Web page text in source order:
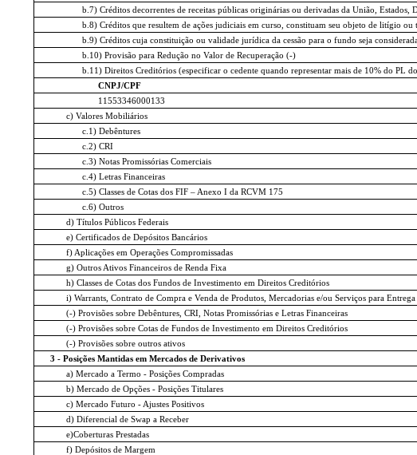
b.7) Créditos decorrentes de receitas públicas originárias ou derivadas da União, Estados,
b.8) Créditos que resultem de ações judiciais em curso, constituam seu objeto de litígio
b.9) Créditos cuja constituição ou validade jurídica da cessão para o fundo seja
b.10) Provisão para Redução no Valor de Recuperação (-)
b.11) Direitos Creditórios (especificar o cedente quando representar mais de 10% do PL
CNPJ/CPF
11553346000133
c) Valores Mobiliários
c.1) Debêntures
c.2) CRI
c.3) Notas Promissórias Comerciais
c.4) Letras Financeiras
c.5) Classes de Cotas dos FIF – Anexo I da RCVM 175
c.6) Outros
d) Títulos Públicos Federais
e) Certificados de Depósitos Bancários
f) Aplicações em Operações Compromissadas
g) Outros Ativos Financeiros de Renda Fixa
h) Classes de Cotas dos Fundos de Investimento em Direitos Creditórios
i) Warrants, Contrato de Compra e Venda de Produtos, Mercadorias e/ou Serviços para Entrega
(-) Provisões sobre Debêntures, CRI, Notas Promissórias e Letras Financeiras
(-) Provisões sobre Cotas de Fundos de Investimento em Direitos Creditórios
(-) Provisões sobre outros ativos
3 - Posições Mantidas em Mercados de Derivativos
a) Mercado a Termo - Posições Compradas
b) Mercado de Opções - Posições Titulares
c) Mercado Futuro - Ajustes Positivos
d) Diferencial de Swap a Receber
e)Coberturas Prestadas
f) Depósitos de Margem